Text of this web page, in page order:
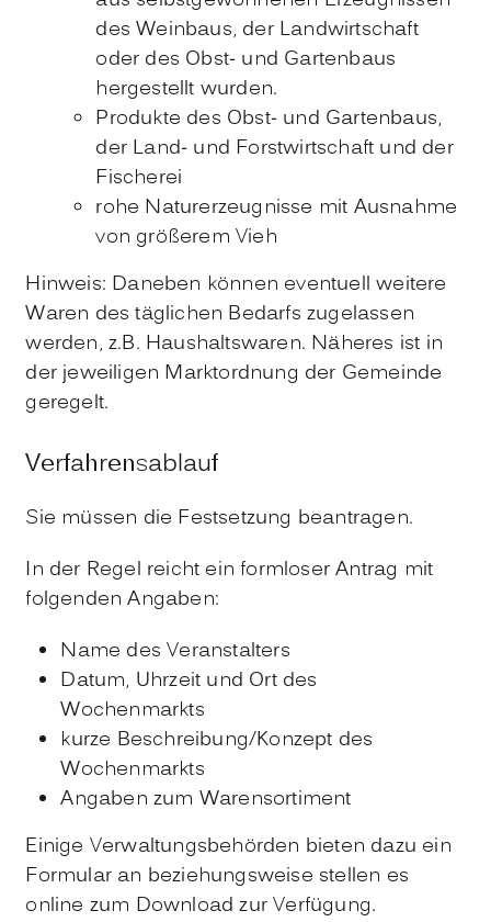
des Weinbaus, der Landwirtschaft
oder des Obst- und Gartenbaus
hergestellt wurden.
Produkte des Obst- und Gartenbaus,
der Land- und Forstwirtschaft und der
Fischerei
rohe Naturerzeugnisse mit Ausnahme
von größerem Vieh
Hinweis: Daneben können eventuell weitere
Waren des täglichen Bedarfs zugelassen
werden, z.B. Haushaltswaren. Näheres ist in
der jeweiligen Marktordnung der Gemeinde
geregelt.
Verfahrensablauf
Sie müssen die Festsetzung beantragen.
In der Regel reicht ein formloser Antrag mit
folgenden Angaben:
Name des Veranstalters
Datum, Uhrzeit und Ort des
Wochenmarkts
kurze Beschreibung/Konzept des
Wochenmarkts
Angaben zum Warensortiment
Einige Verwaltungsbehörden bieten dazu ein
Formular an beziehungsweise stellen es
online zum Download zur Verfügung.